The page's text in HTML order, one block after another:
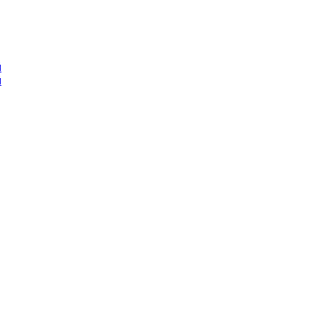
с тормозом INNOVARI
взрывозащищенные INNOVARI
INNORED
INNOVARI
INNORED
в квадратном корпусе
MC